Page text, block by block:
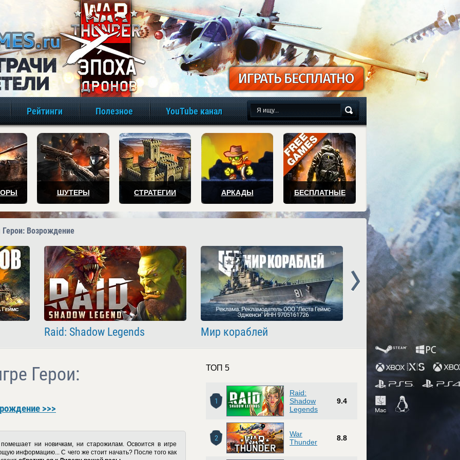
игры онлайн бесплатно
Рейтинги Полезное YouTube канал
ШУТЕРЫ СТРАТЕГИИ АРКАДЫ БЕСПЛАТНЫЕ
Герои: Возрождение
Raid: Shadow Legends Мир кораблей
Next
Герои:
>>>
ни новичкам, ни старожилам. Освоится в игре
информацию... С чего же стоит начать? После того как
ТОП 5
1
Raid:
Shadow
Legends
9.4
2
War
Thunder
8.8